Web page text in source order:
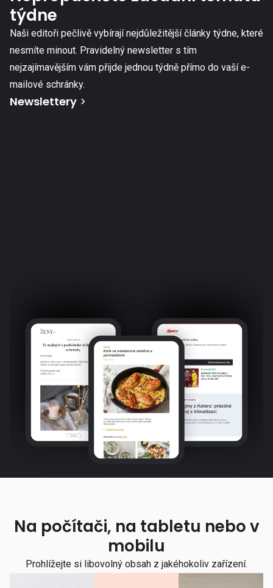
týdne
Naši editoři pečlivě vybírají nejdůležitější články týdne, které
nesmíte minout. Pravidelný newsletter s tím
nejzajímavějším vám přijde jednou týdně přímo do vaší e-
mailové schránky.
Newslettery
Na počítači, na tabletu nebo v
mobilu
Prohlížejte si libovolný obsah z jakéhokoliv zařízení.